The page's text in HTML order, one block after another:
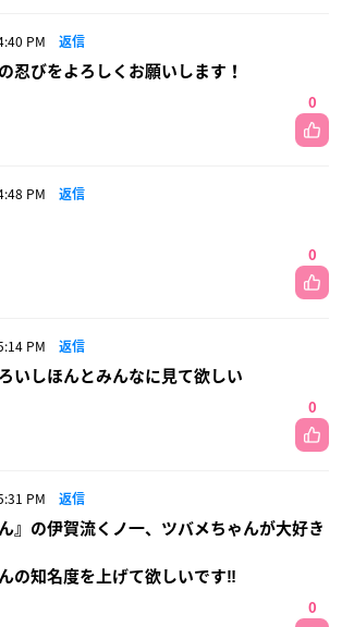
PM 返信
忍びをよろしくお願いします！
0
PM 返信
0
PM 返信
いしほんとみんなに見て欲しい
0
PM 返信
』の伊賀流くノ一、ツバメちゃんが大好き
の知名度を上げて欲しいです‼
0